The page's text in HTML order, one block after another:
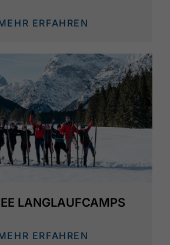
ERFAHREN
LANGLAUFCAMPS
ERFAHREN